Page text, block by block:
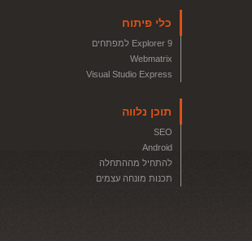
כלי פיתוח
Explorer 9 למפתחים
Webmatrix
Visual Studio Express
תוכן נלווה
SEO
Android
להתחיל מההתחלה
תכנות מונחה עצמים